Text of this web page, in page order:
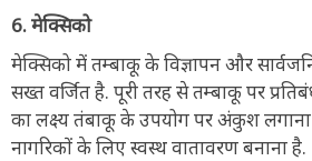
6. मेक्सिको
मेक्सिको में तम्बाकू के विज्ञापन और
सख्त वर्जित है. पूरी तरह से तम्बाकू पर
का लक्ष्य तंबाकू के उपयोग पर अंकुश
नागरिकों के लिए स्वस्थ वातावरण बनाना है.